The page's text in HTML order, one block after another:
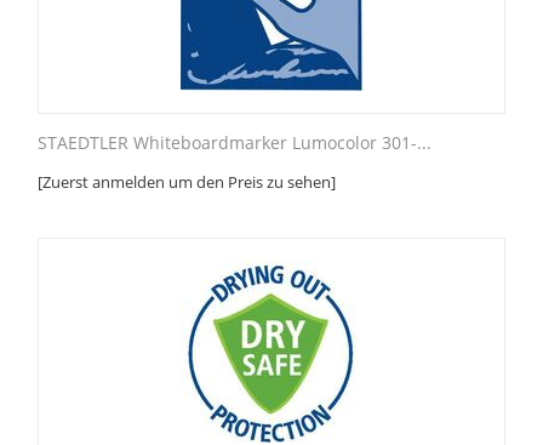
STAEDTLER Whiteboardmarker Lumocolor 301-...
[Zuerst anmelden um den Preis zu sehen]